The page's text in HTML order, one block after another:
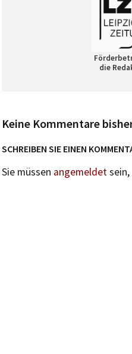
die
Keine Kommentare
SCHREIBEN SIE EINEN
Sie müssen angemeldet